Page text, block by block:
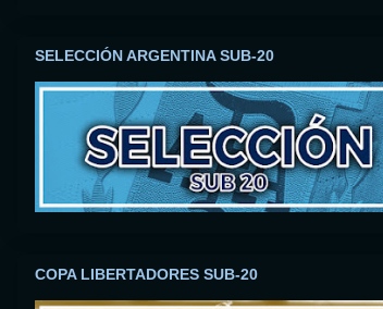
SELECCIÓN ARGENTINA SUB-20
COPA LIBERTADORES SUB-20